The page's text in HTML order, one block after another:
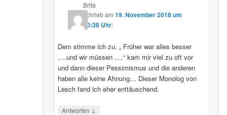
Brita
schriebam 19. November 2018 um
20:38 Uhr:
Dem stimme ich zu. „ Früher war alles besser
….und wir müssen ….“ kam mir viel zu oft vor
und dann dieser Pessimismus und die anderen
haben alle keine Ahnung… Dieser Monolog von
Lesch fand ich eher enttäuschend.
Antworten ↓